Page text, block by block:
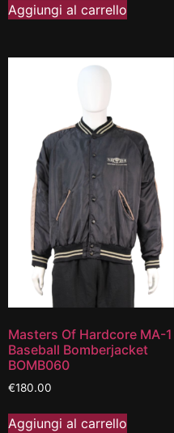
Aggiungi al carrello
Masters Of Hardcore MA-1
Baseball Bomberjacket
BOMB060
€180.00
Aggiungi al carrello